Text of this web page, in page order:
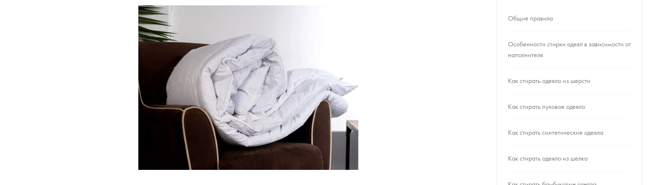
Общие правила
Особенности стирки одеял в зависимости от
наполнителя
Как стирать одеяло из шерсти
Как стирать пуховое одеяло
Как стирать синтетические одеяла
Как стирать одеяло из шелка